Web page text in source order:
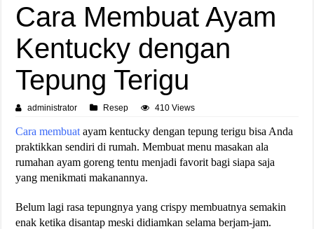
Cara Membuat Ayam
Kentucky dengan
Tepung Terigu
administrator Resep 410 Views
Cara membuat ayam kentucky dengan tepung terigu bisa Anda
praktikkan sendiri di rumah. Membuat menu masakan ala
rumahan ayam goreng tentu menjadi favorit bagi siapa saja
yang menikmati makanannya.
Belum lagi rasa tepungnya yang crispy membuatnya semakin
enak ketika disantap meski didiamkan selama berjam-jam.